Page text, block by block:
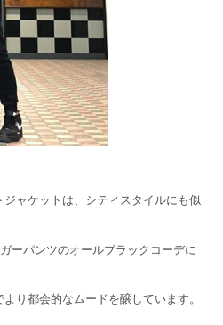
ャケットは、シティスタイルにも似
ーパンツのオールブラックコーデに
り都会的なムードを醸しています。